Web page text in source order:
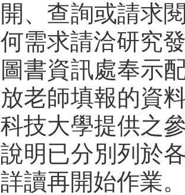
開、查詢或請求
何需求請洽研究
圖書資訊處奉示
放老師填報的資
科技大學提供之
說明已分別列於
詳讀再開始作業